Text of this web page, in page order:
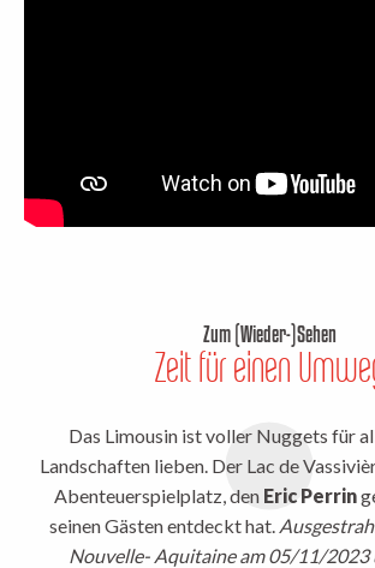
Zum (Wieder-)Sehen
Zeit für einen
Das Limousin ist voller Nuggets für
Landschaften lieben. Der Lac de
Abenteuerspielplatz, denEric Perrin
seinen Gästen entdeckt hat.
Nouvelle- Aquitaine am 05/11/2023